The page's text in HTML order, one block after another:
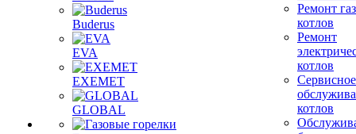
Buderus
EVA
EXEMET
GLOBAL
Ремонт
котлов
Ремонт
котлов
Сервисное
котлов